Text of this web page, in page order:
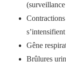
(surveillance
Contractions
Gêne
Brûlures